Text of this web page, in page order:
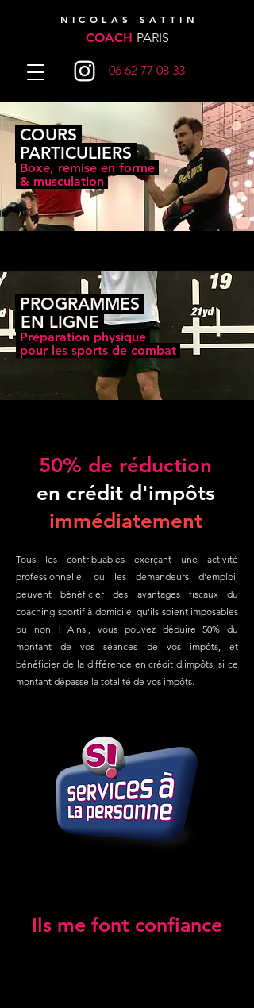
06 62 77 08 33
NICOLAS SATTIN
COACH PARIS
COURS
PARTICULIERS
Boxe, remise en forme
& musculation
PROGRAMMES
EN LIGNE
Préparation physique
pour les sports de combat
50% de réduction
en crédit d'impôts
immédiatement
Tous les contribuables exerçant une activité
professionnelle, ou les demandeurs d'emploi,
peuvent bénéficier des avantages fiscaux du
coaching sportif à domicile, qu'ils soient imposables
ou non ! Ainsi, vous pouvez déduire 50% du
montant de vos séances de vos impôts, et
bénéficier de la différence en crédit d'impôts, si ce
montant dépasse la totalité de vos impôts.
Ils me font confiance